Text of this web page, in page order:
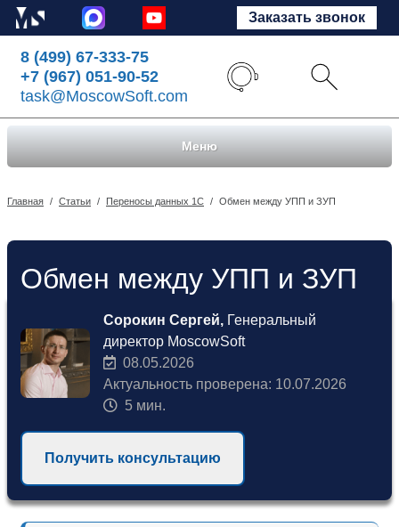
Заказать звонок
8 (499) 67-333-75
+7 (967) 051-90-52
task@MoscowSoft.com
Меню
Главная / Статьи / Переносы данных 1С / Обмен между УПП и ЗУП
Обмен между УПП и ЗУП
Сорокин Сергей, Генеральный
директор MoscowSoft
08.05.2026
Актуальность проверена: 10.07.2026
5 мин.
Получить консультацию